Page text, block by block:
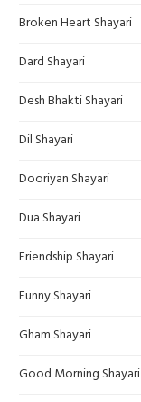
Broken Heart Shayari
Dard Shayari
Desh Bhakti Shayari
Dil Shayari
Dooriyan Shayari
Dua Shayari
Friendship Shayari
Funny Shayari
Gham Shayari
Good Morning Shayari